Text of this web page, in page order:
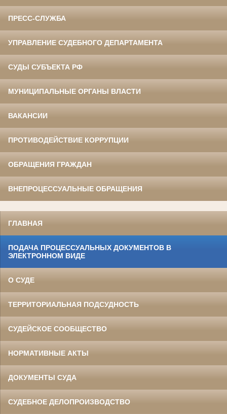
ПРЕСС-СЛУЖБА
УПРАВЛЕНИЕ СУДЕБНОГО ДЕПАРТАМЕНТА
СУДЫ СУБЪЕКТА РФ
МУНИЦИПАЛЬНЫЕ ОРГАНЫ ВЛАСТИ
ВАКАНСИИ
ПРОТИВОДЕЙСТВИЕ КОРРУПЦИИ
ОБРАЩЕНИЯ ГРАЖДАН
ВНЕПРОЦЕССУАЛЬНЫЕ ОБРАЩЕНИЯ
ГЛАВНАЯ
ПОДАЧА ПРОЦЕССУАЛЬНЫХ ДОКУМЕНТОВ В
ЭЛЕКТРОННОМ ВИДЕ
О СУДЕ
ТЕРРИТОРИАЛЬНАЯ ПОДСУДНОСТЬ
СУДЕЙСКОЕ СООБЩЕСТВО
НОРМАТИВНЫЕ АКТЫ
ДОКУМЕНТЫ СУДА
СУДЕБНОЕ ДЕЛОПРОИЗВОДСТВО